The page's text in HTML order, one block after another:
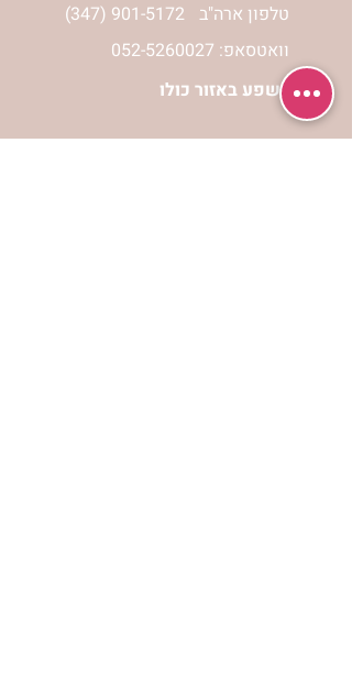
(347) 901-5172 טלפון ארה"ב
וואטסאפ: 052-5260027
חניה בשפע באזור כולו